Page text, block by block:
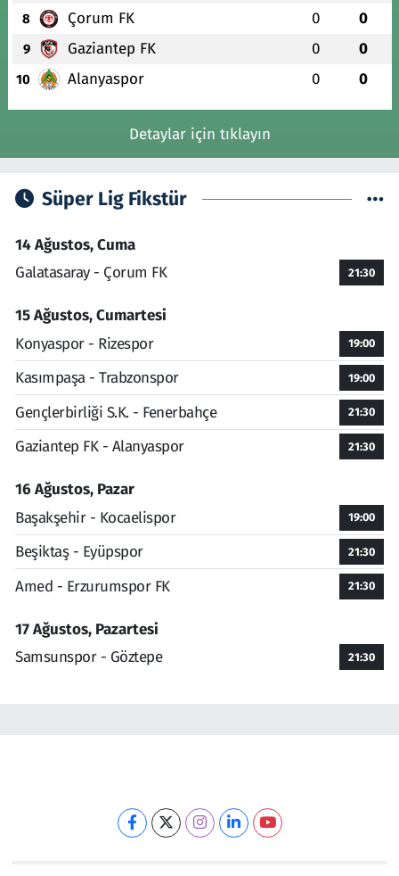
8 Çorum FK 0 0
9 Gaziantep FK 0 0
10 Alanyaspor 0 0
Detaylar için tıklayın
Süper Lig Fikstür
14 Ağustos, Cuma
Galatasaray - Çorum FK
21:30
15 Ağustos, Cumartesi
Konyaspor - Rizespor
19:00
Kasımpaşa - Trabzonspor 19:00
Gençlerbirliği S.K. - Fenerbahçe 21:30
Gaziantep FK - Alanyaspor 21:30
16 Ağustos, Pazar
Başakşehir - Kocaelispor
19:00
Beşiktaş - Eyüpspor 21:30
Amed - Erzurumspor FK 21:30
17 Ağustos, Pazartesi
Samsunspor - Göztepe
21:30